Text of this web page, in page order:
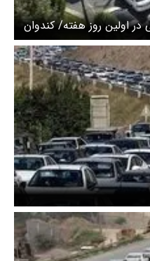
اولین روز هفته/ کندوان